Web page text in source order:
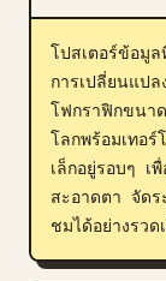
โปสเตอร์ข้อมู
การเปลี่ยนแป
โฟกราฟิกขนา
โลกพร้อมเทอ
เล็กอยู่รอบๆ เ
สะอาดตา จัดร
ชมได้อย่างรว